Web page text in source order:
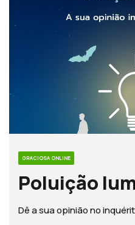
GRACIOSA ONLINE
Poluição
Dê a sua opinião no